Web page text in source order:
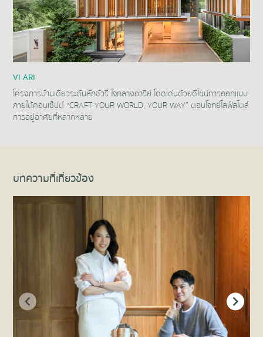
VI ARI
โครงการบ้านเดี่ยวระดับลักชัวรี่ ใจกลางอารีย์ โดดเด่นด้วยดีไซน์การออกแบบ
ภายใต้คอนเซ็ปต์ “CRAFT YOUR WORLD, YOUR WAY” ตอบโจทย์ไลฟ์สไตล์
การอยู่อาศัยที่หลากหลาย
บทความที่เกี่ยวข้อง